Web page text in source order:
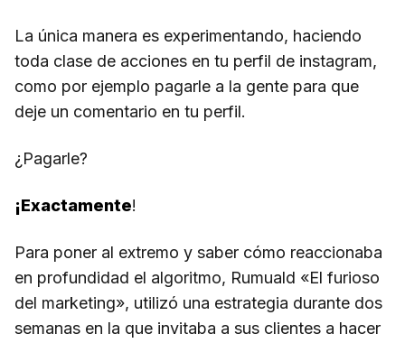
La única manera es experimentando, haciendo
toda clase de acciones en tu perfil de instagram,
como por ejemplo pagarle a la gente para que
deje un comentario en tu perfil.
¿Pagarle?
¡Exactamente!
Para poner al extremo y saber cómo reaccionaba
en profundidad el algoritmo, Rumuald «El furioso
del marketing», utilizó una estrategia durante dos
semanas en la que invitaba a sus clientes a hacer